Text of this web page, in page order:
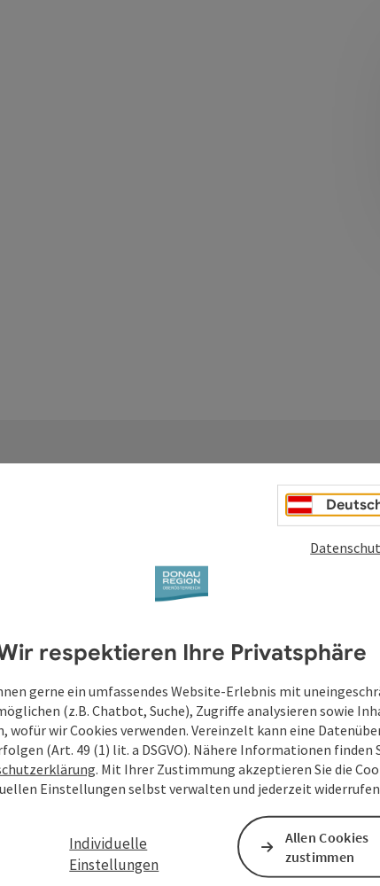
Deine Anfrage an
Oberösterreich
Felder mit*sind Pflichtfelder
Vorname Nachname
Unverbindliche Anfrage*
respektieren Ihre Privatsphäre
gerne ein umfassendes Website-Erlebnis mit
(z.B. Chatbot, Suche), Zugriffe analysieren sowie
wofür wir Cookies verwenden. Vereinzelt kann eine
(Art. 49 (1) lit. a DSGVO). Nähere Informationen finden
. Mit Ihrer Zustimmung akzeptieren Sie die
Einstellungen selbst verwalten und jederzeit
Individuelle
Einstellungen
Allen Cookies
zustimmen